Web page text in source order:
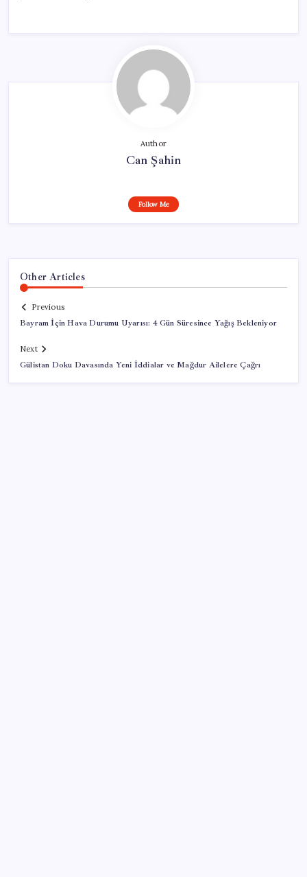
Author
Can Şahin
Follow Me
Other Articles
Previous
Bayram İçin Hava Durumu Uyarısı: 4 Gün Süresince Yağış Bekleniyor
Next
Gülistan Doku Davasında Yeni İddialar ve Mağdur Ailelere Çağrı